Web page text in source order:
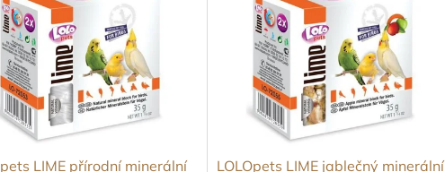
LIME přírodní minerální
LOLOpets LIME jablečný minerální